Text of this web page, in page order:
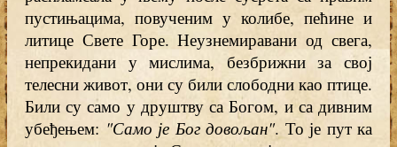
пустињацима, повученим у колибе, пећине и
литице Свете Горе. Неузнемиравани од свега,
непрекидани у мислима, безбрижни за свој
телесни живот, они су били слободни као птице.
Били су само у друштву са Богом, и са дивним
убеђењем: "Само је Бог довољан". То је пут ка